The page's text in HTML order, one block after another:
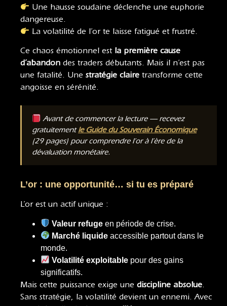
Une hausse soudaine déclenche une euphorie
dangereuse.
La volatilité de l’or te laisse fatigué et frustré.
Ce chaos émotionnel est la première cause
d’abandon des traders débutants. Mais il n’est pas
une fatalité. Une stratégie claire transforme cette
angoisse en sérénité.
Avant de commencer la lecture — recevez
gratuitementle Guide du Souverain Économique
(29 pages) pour comprendre l’or à l’ère de la
dévaluation monétaire.
L’or : une opportunité… si tu es préparé
L’or est un actif unique :
Valeur refuge en période de crise.
Marché liquide accessible partout dans le
monde.
Volatilité exploitable pour des gains
significatifs.
Mais cette puissance exige une discipline absolue.
Sans stratégie, la volatilité devient un ennemi. Avec